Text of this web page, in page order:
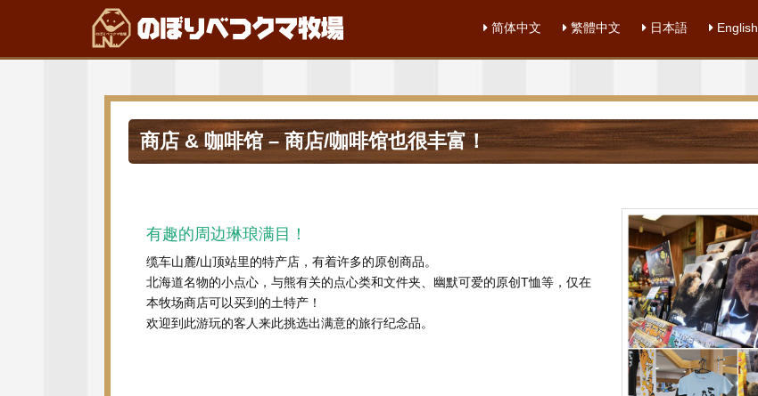
简体中文 繁體中文 日本語 English
商店 & 咖啡馆 – 商店/咖啡馆也很丰富！
有趣的周边琳琅满目！
缆车山麓/山顶站里的特产店，有着许多的原创商品。
北海道名物的小点心，与熊有关的点心类和文件夹、幽默可爱的原创T恤等，仅在
本牧场商店可以买到的土特产！
欢迎到此游玩的客人来此挑选出满意的旅行纪念品。